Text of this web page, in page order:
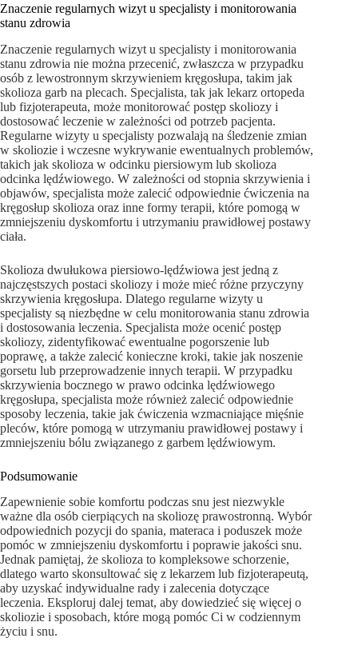
Znaczenie regularnych wizyt u specjalisty i monitorowania
stanu zdrowia
Znaczenie regularnych wizyt u specjalisty i monitorowania
stanu zdrowia nie można przecenić, zwłaszcza w przypadku
osób z lewostronnym skrzywieniem kręgosłupa, takim jak
skolioza garb na plecach. Specjalista, tak jak lekarz ortopeda
lub fizjoterapeuta, może monitorować postęp skoliozy i
dostosować leczenie w zależności od potrzeb pacjenta.
Regularne wizyty u specjalisty pozwalają na śledzenie zmian
w skoliozie i wczesne wykrywanie ewentualnych problemów,
takich jak skolioza w odcinku piersiowym lub skolioza
odcinka lędźwiowego. W zależności od stopnia skrzywienia i
objawów, specjalista może zalecić odpowiednie ćwiczenia na
kręgosłup skolioza oraz inne formy terapii, które pomogą w
zmniejszeniu dyskomfortu i utrzymaniu prawidłowej postawy
ciała.
Skolioza dwułukowa piersiowo-lędźwiowa jest jedną z
najczęstszych postaci skoliozy i może mieć różne przyczyny
skrzywienia kręgosłupa. Dlatego regularne wizyty u
specjalisty są niezbędne w celu monitorowania stanu zdrowia
i dostosowania leczenia. Specjalista może ocenić postęp
skoliozy, zidentyfikować ewentualne pogorszenie lub
poprawę, a także zalecić konieczne kroki, takie jak noszenie
gorsetu lub przeprowadzenie innych terapii. W przypadku
skrzywienia bocznego w prawo odcinka lędźwiowego
kręgosłupa, specjalista może również zalecić odpowiednie
sposoby leczenia, takie jak ćwiczenia wzmacniające mięśnie
pleców, które pomogą w utrzymaniu prawidłowej postawy i
zmniejszeniu bólu związanego z garbem lędźwiowym.
Podsumowanie
Zapewnienie sobie komfortu podczas snu jest niezwykle
ważne dla osób cierpiących na skoliozę prawostronną. Wybór
odpowiednich pozycji do spania, materaca i poduszek może
pomóc w zmniejszeniu dyskomfortu i poprawie jakości snu.
Jednak pamiętaj, że skolioza to kompleksowe schorzenie,
dlatego warto skonsultować się z lekarzem lub fizjoterapeutą,
aby uzyskać indywidualne rady i zalecenia dotyczące
leczenia. Eksploruj dalej temat, aby dowiedzieć się więcej o
skoliozie i sposobach, które mogą pomóc Ci w codziennym
życiu i snu.